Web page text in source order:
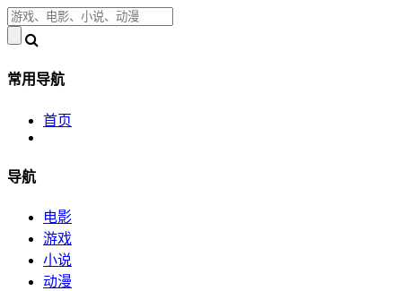
常用导航
首页
导航
电影
游戏
小说
动漫